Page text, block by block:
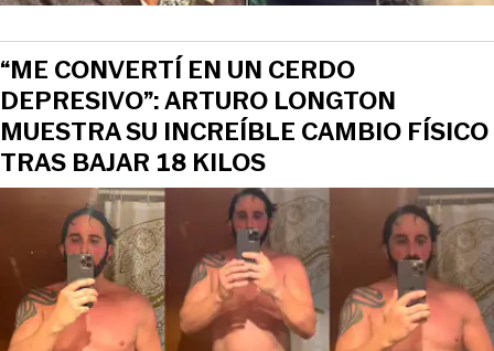
“ME CONVERTÍ EN UN CERDO
DEPRESIVO”: ARTURO LONGTON
MUESTRA SU INCREÍBLE CAMBIO FÍSICO
TRAS BAJAR 18 KILOS